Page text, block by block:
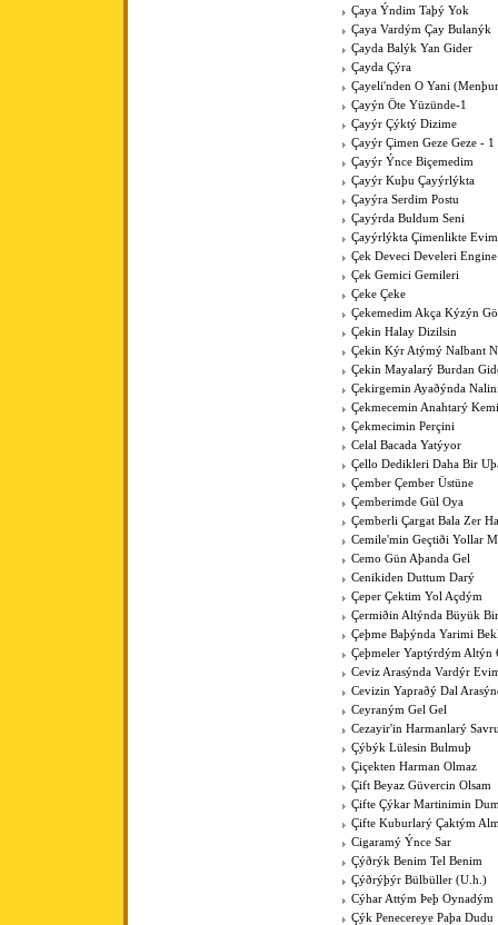
Çaya Ýndim Taþý Yok
Çaya Vardým Çay Bulanýk
Çayda Balýk Yan Gider
Çayda Çýra
Çayeli'nden O Yani
Çayýn Öte Yüzünde-1
Çayýr Çýktý Dizime
Çayýr Çimen Geze Geze - 1
Çayýr Ýnce Biçemedim
Çayýr Kuþu Çayýrlýkta
Çayýra Serdim Postu
Çayýrda Buldum Seni
Çayýrlýkta Çimenlikte
Çek Deveci Develeri Engine
Çek Gemici Gemileri
Çeke Çeke
Çekemedim Akça Kýzýn
Çekin Halay Dizilsin
Çekin Kýr Atýmý Nalbant
Çekin Mayalarý Burdan
Çekirgemin Ayaðýnda
Çekmecemin Anahtarý
Çekmecimin Perçini
Celal Bacada Yatýyor
Çello Dedikleri Daha Bir
Çember Çember Üstüne
Çemberimde Gül Oya
Çemberli Çargat Bala Zer
Cemile'min Geçtiði Yollar
Cemo Gün Aþanda Gel
Cenikiden Duttum Darý
Çeper Çektim Yol Açdým
Çermiðin Altýnda Büyük
Çeþme Baþýnda Yarimi
Çeþmeler Yaptýrdým Altýn
Ceviz Arasýnda Vardýr
Cevizin Yapraðý Dal
Ceyraným Gel Gel
Cezayir'in Harmanlarý
Çýbýk Lülesin Bulmuþ
Çiçekten Harman Olmaz
Çift Beyaz Güvercin Olsam
Çifte Çýkar Martinimin
Çifte Kuburlarý Çaktým
Cigaramý Ýnce Sar
Çýðrýk Benim Tel Benim
Çýðrýþýr Bülbüller (U.h.)
Cýhar Attým Þeþ Oynadým
Çýk Penecereye Paþa Dudu